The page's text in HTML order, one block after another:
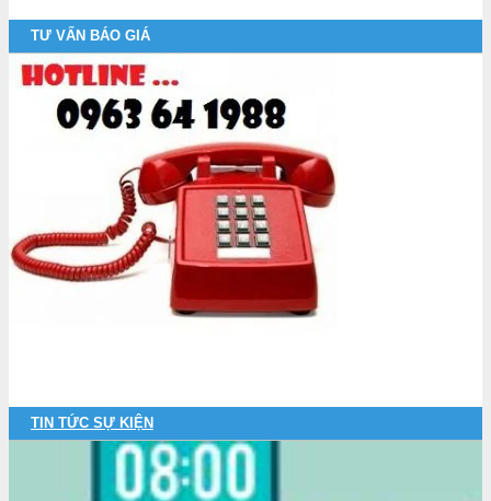
TƯ VẤN BÁO GIÁ
TIN TỨC SỰ KIỆN